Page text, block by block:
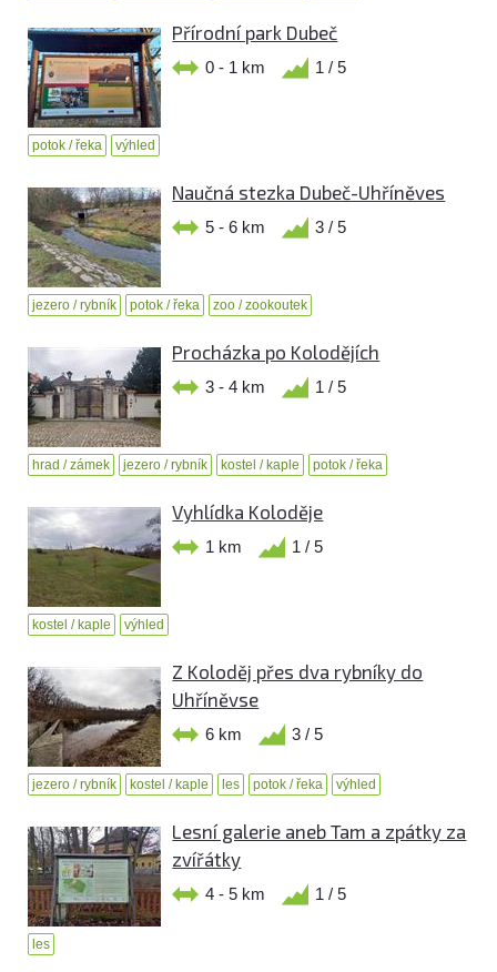
Přírodní park Dubeč
0 - 1 km 1 / 5
potok / řeka výhled
Naučná stezka Dubeč-Uhříněves
5 - 6 km 3 / 5
jezero / rybník potok / řeka zoo / zookoutek
Procházka po Kolodějích
3 - 4 km 1 / 5
hrad / zámek jezero / rybník kostel / kaple potok / řeka
Vyhlídka Koloděje
1 km 1 / 5
kostel / kaple výhled
Z Koloděj přes dva rybníky do
Uhříněvse
6 km 3 / 5
jezero / rybník kostel / kaple les potok / řeka výhled
Lesní galerie aneb Tam a zpátky za
zvířátky
4 - 5 km 1 / 5
les